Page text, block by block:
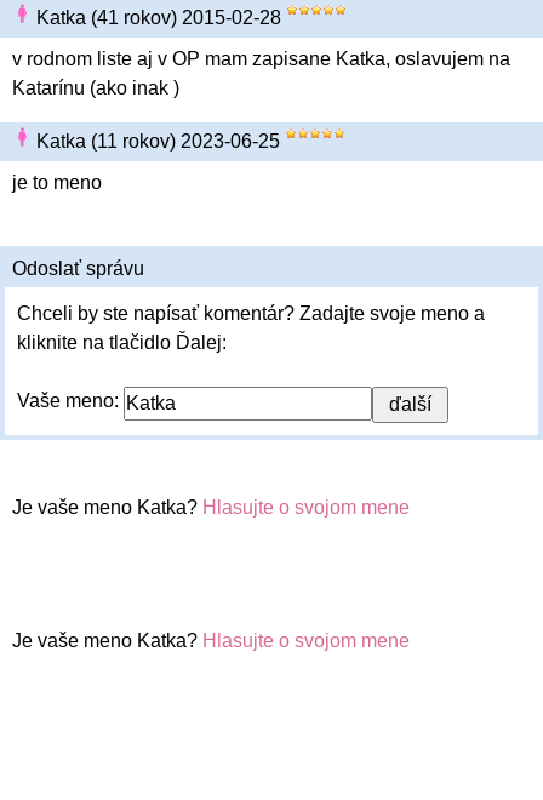
Katka (41 rokov) 2015-02-28
v rodnom liste aj v OP mam zapisane Katka, oslavujem na
Katarínu (ako inak )
Katka (11 rokov) 2023-06-25
je to meno
Odoslať správu
Chceli by ste napísať komentár? Zadajte svoje meno a
kliknite na tlačidlo Ďalej:
Vaše meno:
Je vaše meno Katka? Hlasujte o svojom mene
Je vaše meno Katka? Hlasujte o svojom mene